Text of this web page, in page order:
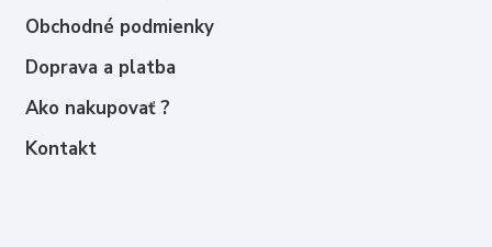
Obchodné podmienky
Doprava a platba
Ako nakupovať ?
Kontakt